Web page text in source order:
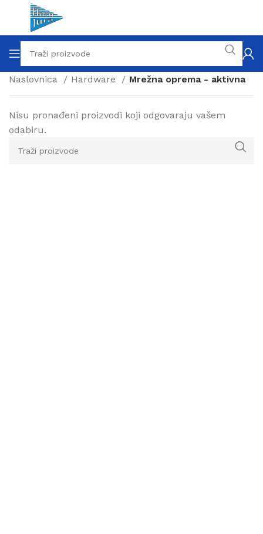
Naslovnica Hardware Mrežna oprema - aktivna
Nisu pronađeni proizvodi koji odgovaraju vašem
odabiru.